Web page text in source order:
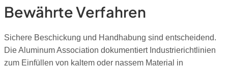
Bewährte Verfahren
Sichere Beschickung und Handhabung sind entscheidend.
Die Aluminum Association dokumentiert Industrierichtlinien
zum Einfüllen von kaltem oder nassem Material in